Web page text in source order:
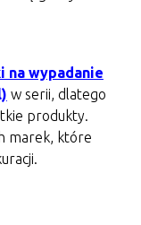
na wypadanie
w serii, dlatego
produkty.
marek, które